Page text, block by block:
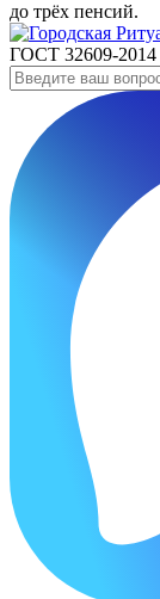
до трёх пенсий.
ГОСТ 32609-2014